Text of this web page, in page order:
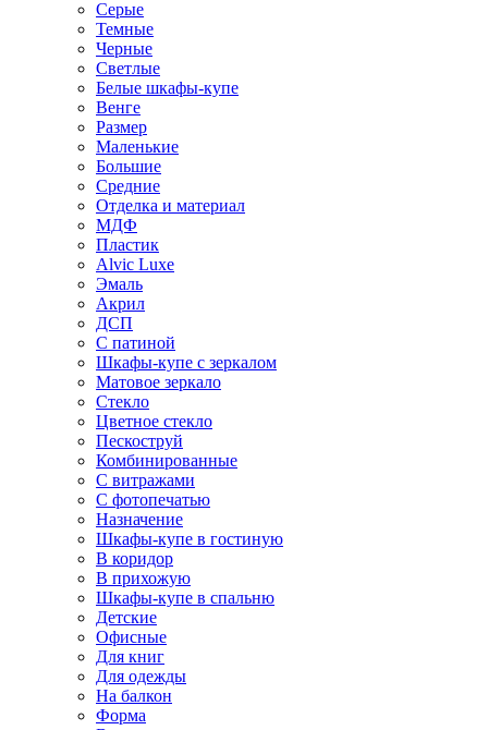
Серые
Темные
Черные
Светлые
Белые шкафы-купе
Венге
Размер
Маленькие
Большие
Средние
Отделка и материал
МДФ
Пластик
Alvic Luxe
Эмаль
Акрил
ДСП
С патиной
Шкафы-купе с зеркалом
Матовое зеркало
Стекло
Цветное стекло
Пескоструй
Комбинированные
С витражами
С фотопечатью
Назначение
Шкафы-купе в гостиную
В коридор
В прихожую
Шкафы-купе в спальню
Детские
Офисные
Для книг
Для одежды
На балкон
Форма